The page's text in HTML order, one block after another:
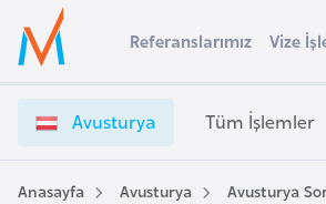
Ülke Seçimi
Başvuru yapmak istediğiniz ülkeyi seçin
Üye
Girişi
v
s
t
u
Referanslarımız Vize
Avusturya Tüm İşlemler
Anasayfa Avusturya Avusturya
s
t
r
a